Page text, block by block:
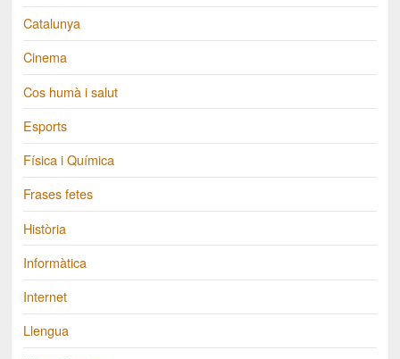
Catalunya
Cinema
Cos humà i salut
Esports
Física i Química
Frases fetes
Història
Informàtica
Internet
Llengua